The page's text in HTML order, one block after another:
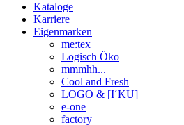
Kataloge
Karriere
Eigenmarken
me:tex
Logisch Öko
mmmhh...
Cool and Fresh
LOGO & [I´KU]
e-one
factory